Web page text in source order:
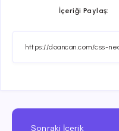
İçeriği Paylaş:
Sonraki İçerik